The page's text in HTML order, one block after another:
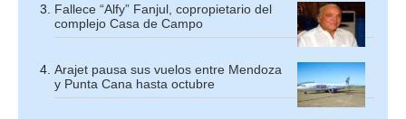
Fallece “Alfy” Fanjul, copropietario del
complejo Casa de Campo
Arajet pausa sus vuelos entre Mendoza
y Punta Cana hasta octubre